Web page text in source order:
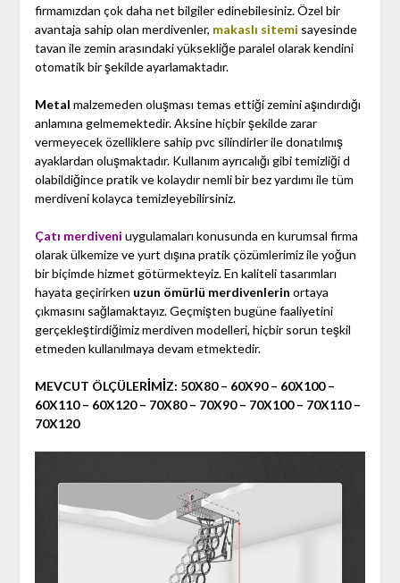
firmamızdan çok daha net bilgiler edinebilesiniz. Özel bir
avantaja sahip olan merdivenler, makaslı sitemi sayesinde
tavan ile zemin arasındaki yüksekliğe paralel olarak kendini
otomatik bir şekilde ayarlamaktadır.
Metal malzemeden oluşması temas ettiği zemini aşındırdığı
anlamına gelmemektedir. Aksine hiçbir şekilde zarar
vermeyecek özelliklere sahip pvc silindirler ile donatılmış
ayaklardan oluşmaktadır. Kullanım ayrıcalığı gibi temizliği d
olabildiğince pratik ve kolaydır nemli bir bez yardımı ile tüm
merdiveni kolayca temizleyebilirsiniz.
Çatı merdiveni uygulamaları konusunda en kurumsal firma
olarak ülkemize ve yurt dışına pratik çözümlerimiz ile yoğun
bir biçimde hizmet götürmekteyiz. En kaliteli tasarımları
hayata geçirirken uzun ömürlü merdivenlerin ortaya
çıkmasını sağlamaktayız. Geçmişten bugüne faaliyetini
gerçekleştirdiğimiz merdiven modelleri, hiçbir sorun teşkil
etmeden kullanılmaya devam etmektedir.
MEVCUT ÖLÇÜLERİMİZ: 50X80 – 60X90 – 60X100 –
60X110 – 60X120 – 70X80 – 70X90 – 70X100 – 70X110 –
70X120